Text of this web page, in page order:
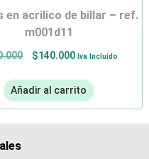
m001d11
$140.000 Iva Incluido
Añadir al carrito